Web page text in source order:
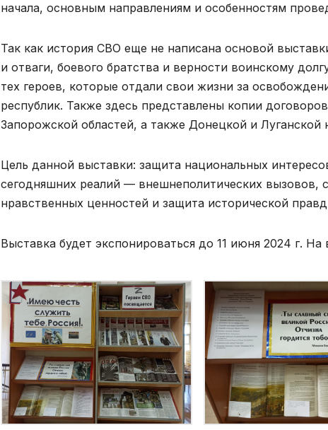
начала, основным направлениям и особенностям
Так как история СВО еще не написана основой
и отваги, боевого братства и верности воинскому
тех героев, которые отдали свои жизни за
республик. Также здесь представлены копии
Запорожской областей, а также Донецкой и Луганской
Цель данной выставки: защита национальных
сегодняшних реалий — внешнеполитических вызовов,
нравственных ценностей и защита исторической
Выставка будет экспонироваться до 11 июня 2024 г.